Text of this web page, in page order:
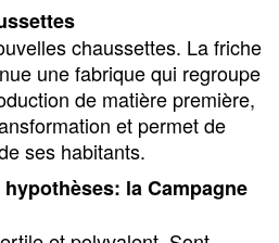
chaussettes. La friche
une fabrique qui regroupe
de matière première,
et permet de
ses habitants.
la Campagne